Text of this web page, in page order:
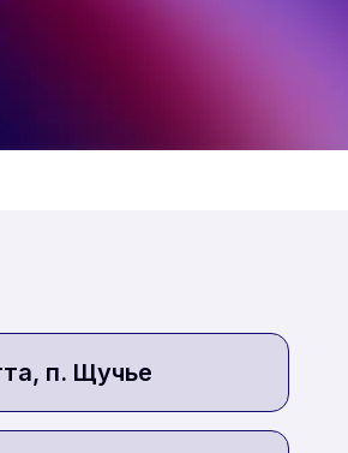
п. Щучье